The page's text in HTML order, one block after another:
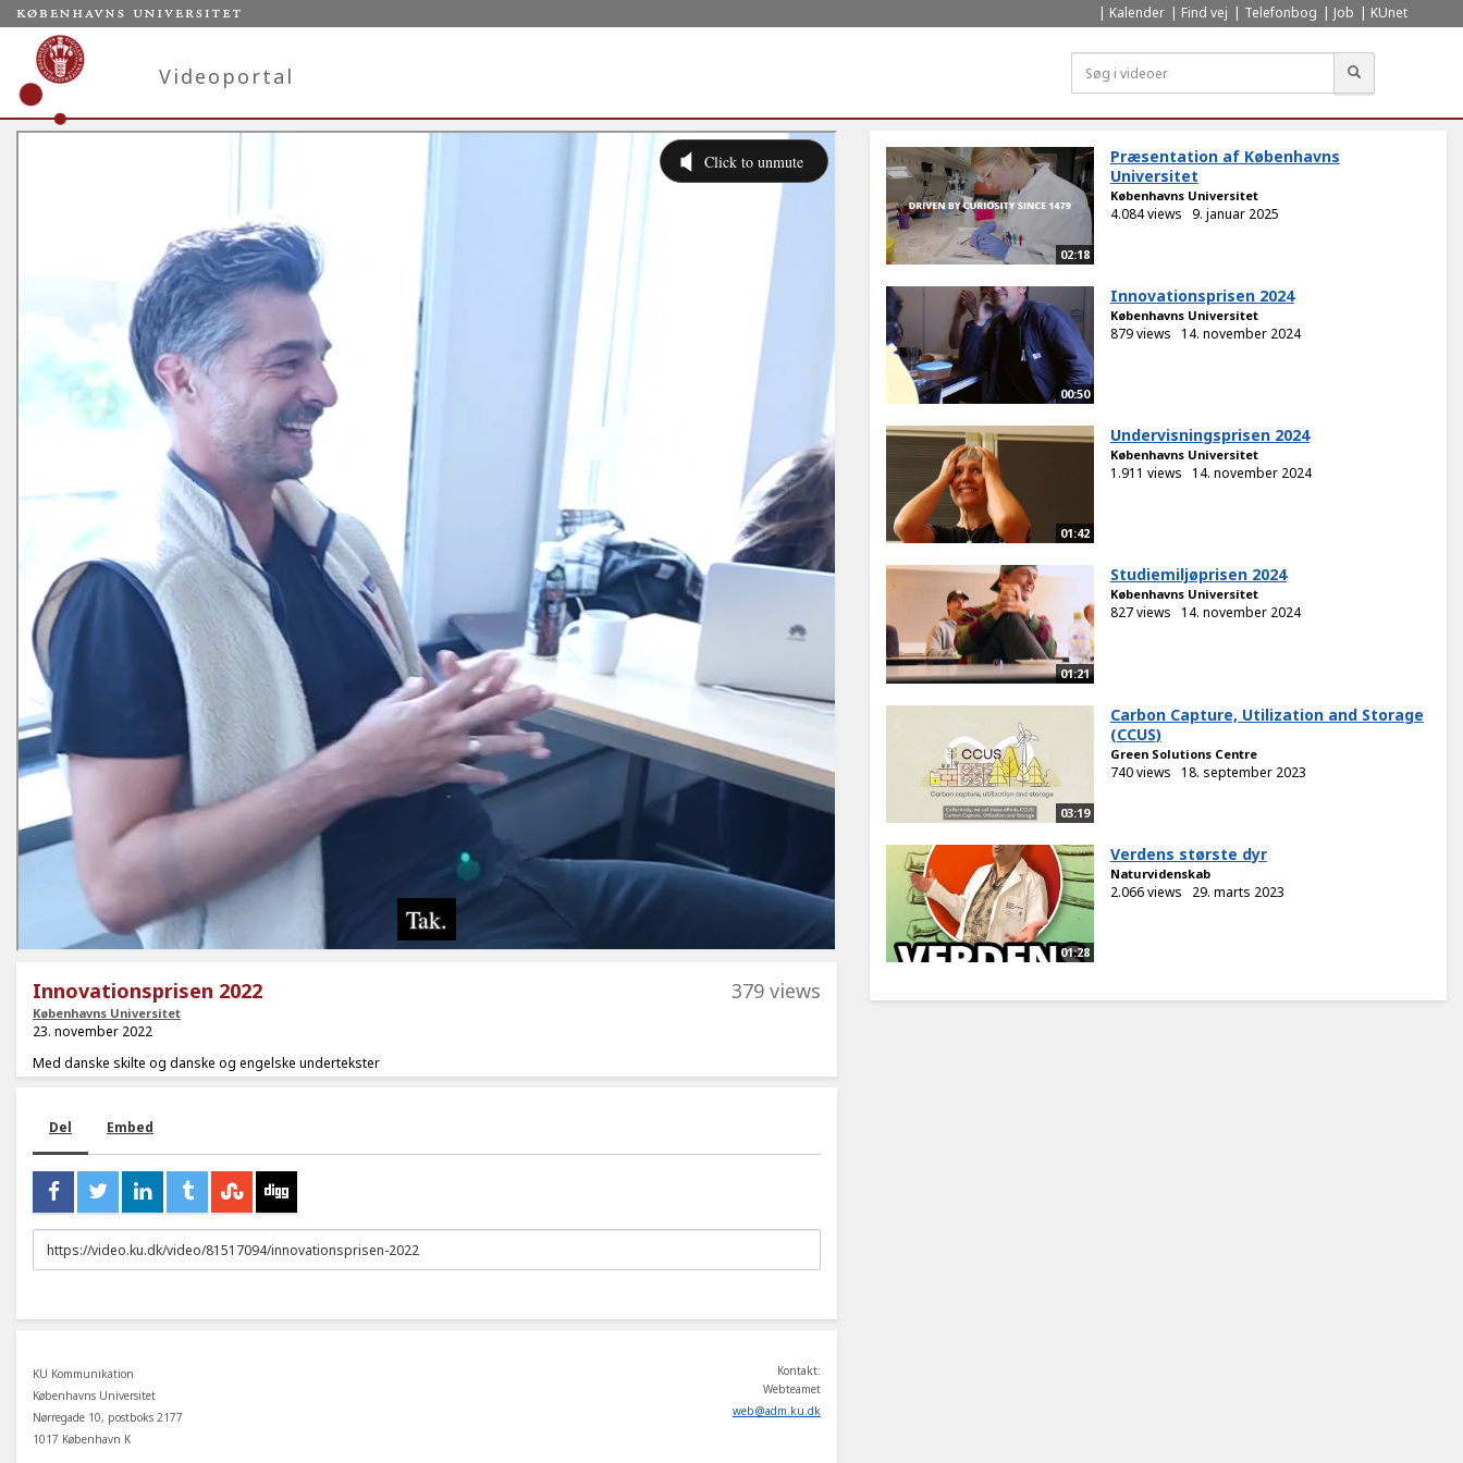
Kalender Find vej Telefonbog Job KUnet
Videoportal
Innovationsprisen 2022
Københavns Universitet
379 views
23. november 2022
Med danske skilte og danske og engelske undertekster
Del Embed
URL
to
KU Kommunikation
Københavns Universitet
Nørregade 10, postboks 2177
1017 København K
Kontakt:
Webteamet
web@adm.ku.dk
02:18
Præsentation af Københavns
Universitet
Københavns Universitet
4.084 views 9. januar 2025
00:50
Innovationsprisen 2024
Københavns Universitet
879 views 14. november 2024
01:42
Undervisningsprisen 2024
Københavns Universitet
1.911 views 14. november 2024
01:21
Studiemiljøprisen 2024
Københavns Universitet
827 views 14. november 2024
03:19
Carbon Capture, Utilization and Storage
(CCUS)
Green Solutions Centre
740 views 18. september 2023
01:28
Verdens største dyr
Naturvidenskab
2.066 views 29. marts 2023